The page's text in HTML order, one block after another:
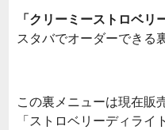
「クリーミーストロベリ
スタバでオーダーできる
この裏メニューは現在販
「ストロベリーディライ